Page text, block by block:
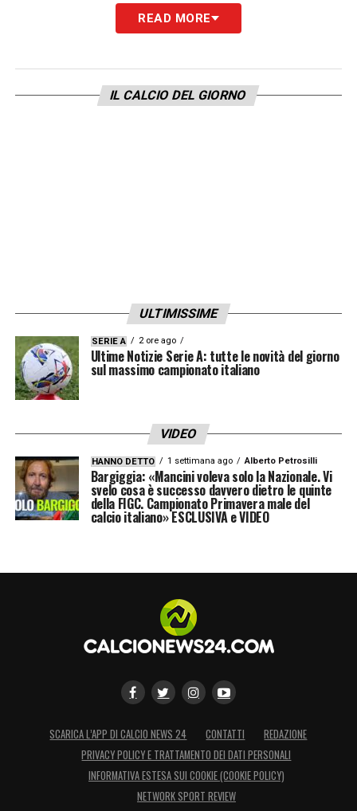
READ MORE
IL CALCIO DEL GIORNO
ULTIMISSIME
SERIE A 2 ore ago
Ultime Notizie Serie A: tutte le novità del giorno
sul massimo campionato italiano
VIDEO
HANNO DETTO 1 settimana ago Alberto Petrosilli
Bargiggia: «Mancini voleva solo la Nazionale. Vi
svelo cosa è successo davvero dietro le quinte
della FIGC. Campionato Primavera male del
calcio italiano» ESCLUSIVA e VIDEO
SCARICA L’APP DI CALCIO NEWS 24 CONTATTI
REDAZIONE
PRIVACY POLICY E TRATTAMENTO DEI DATI PERSONALI
INFORMATIVA ESTESA SUI COOKIE (COOKIE POLICY)
NETWORK SPORT REVIEW